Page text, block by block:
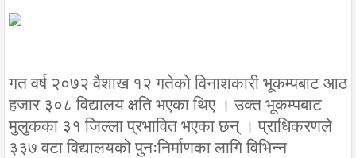
गत वर्ष २०७२ वैशाख १२ गतेको विनाशकारी भूकम्पबाट आठ
हजार ३०८ विद्यालय क्षति भएका थिए । उक्त भूकम्पबाट
मुलुकका ३१ जिल्ला प्रभावित भएका छन् । प्राधिकरणले
३३७ वटा विद्यालयको पुनःनिर्माणका लागि विभिन्न